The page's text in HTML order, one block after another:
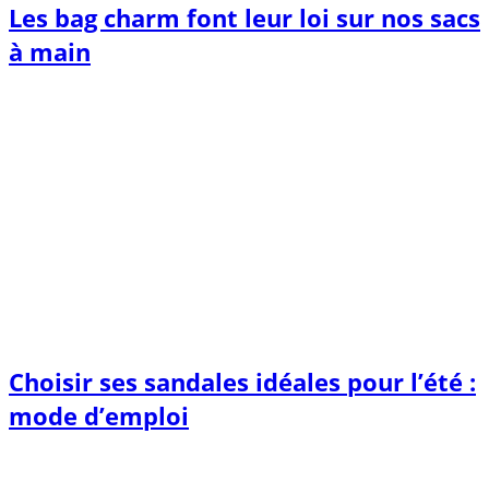
Les bag charm font leur loi sur nos sacs
à main
Choisir ses sandales idéales pour l’été :
mode d’emploi